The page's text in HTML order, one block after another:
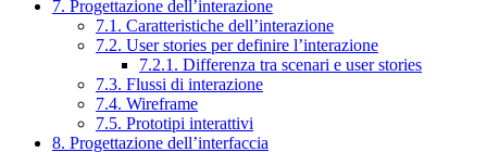
7. Progettazione dell’interazione
7.1. Caratteristiche dell’interazione
7.2. User stories per definire l’interazione
7.2.1. Differenza tra scenari e user stories
7.3. Flussi di interazione
7.4. Wireframe
7.5. Prototipi interattivi
8. Progettazione dell’interfaccia